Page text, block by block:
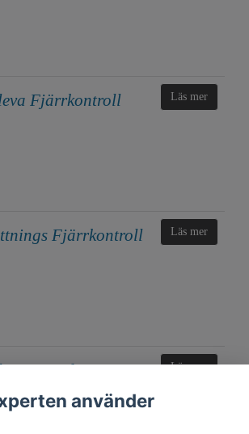
Fjärrkontroll Läs mer
Fjärrkontroll
Läs mer
Sound System
Läs mer
använder